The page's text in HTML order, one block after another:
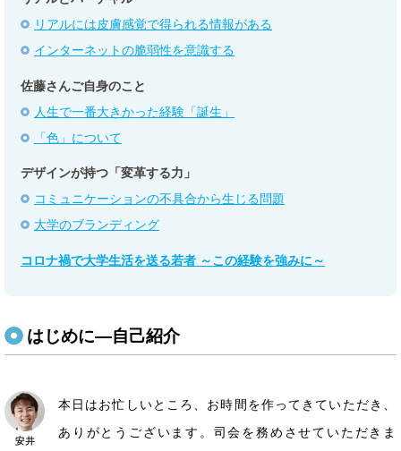
リアルには皮膚感覚で得られる情報がある
インターネットの脆弱性を意識する
佐藤さんご自身のこと
人生で一番大きかった経験「誕生」
「色」について
デザインが持つ「変革する力」
コミュニケーションの不具合から生じる問題
大学のブランディング
コロナ禍で大学生活を送る若者 ～この経験を強みに～
はじめに―自己紹介
本日はお忙しいところ、お時間を作ってきていただき、
ありがとうございます。司会を務めさせていただきま